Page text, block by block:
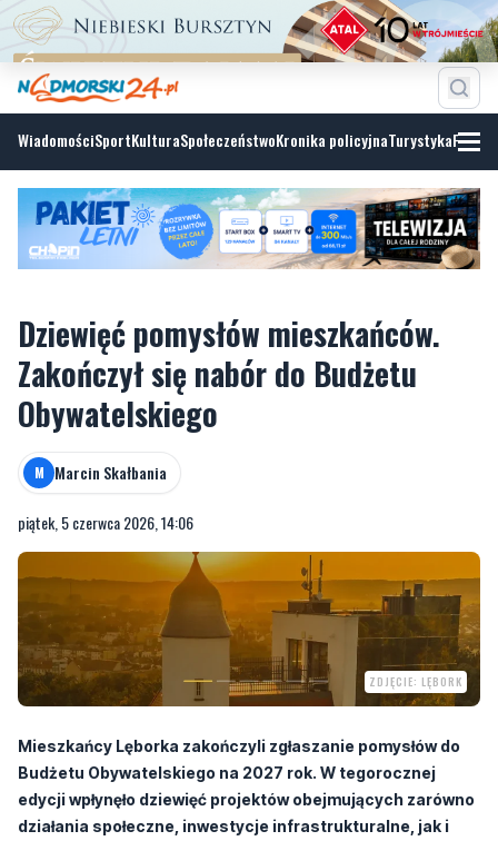
WiadomościSportKulturaSpołeczeństwoKronika policyjnaTurystyka
Dziewięć pomysłów mieszkańców.
Obywatelskiego
M Marcin Skałbania
ZDJĘCIE: LĘBORK
Mieszkańcy Lęborka zakończyli zgłaszanie pomysłów do
Budżetu Obywatelskiego na 2027 rok. W tegorocznej
działania społeczne, inwestycje infrastrukturalne, jak i
inicjatywy związane z zielenią miejską.